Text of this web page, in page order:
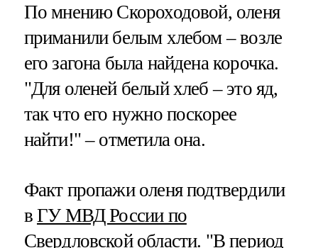
По мнению Скороходовой, оленя
приманили белым хлебом – возле
его загона была найдена корочка.
"Для оленей белый хлеб – это яд,
так что его нужно поскорее
найти!" – отметила она.
Факт пропажи оленя подтвердили
в ГУ МВД России по
Свердловской области. "В период